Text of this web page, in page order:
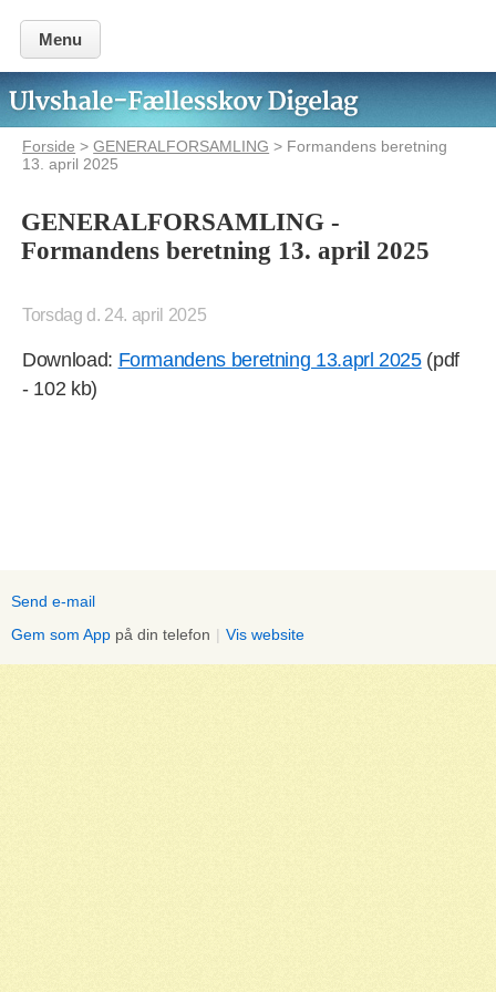
Menu
Forside >GENERALFORSAMLING > Formandens beretning
13. april 2025
GENERALFORSAMLING -
Formandens beretning 13. april 2025
Torsdag d. 24. april 2025
Download: Formandens beretning 13.aprl 2025(pdf
- 102 kb)
Send e-mail
Gem som App på din telefon | Vis website